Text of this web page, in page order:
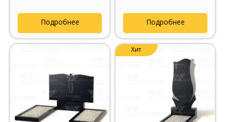
Подробнее
граней и вертикальной
вставкой из Лезниковского
гранита.
Подробнее
Хит